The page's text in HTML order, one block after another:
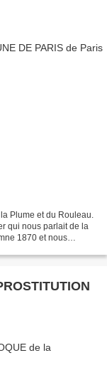
Plume et du Rouleau.
qui nous parlait de la
1870 et nous